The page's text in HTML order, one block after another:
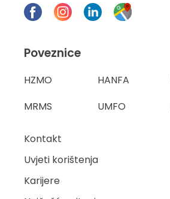
Poveznice
HZMO HANFA
MRMS
UMFO
Kontakt
Uvjeti korištenja
Karijere